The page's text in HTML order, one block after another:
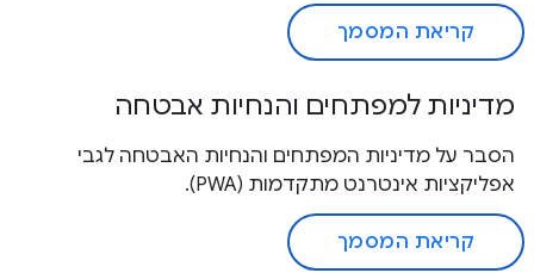
קריאת המסמך
מדיניות למפתחים והנחיות אבטחה
הסבר על מדיניות המפתחים והנחיות האבטחה לגבי
אפליקציות אינטרנט מתקדמות (PWA).
קריאת המסמך